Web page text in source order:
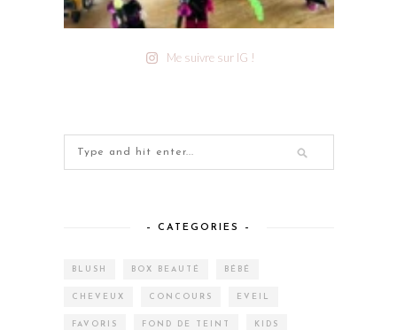
Me suivre sur IG !
– CATEGORIES –
BLUSH BOX BEAUTÉ BÉBÉ
CHEVEUX CONCOURS EVEIL
FAVORIS FOND DE TEINT KIDS